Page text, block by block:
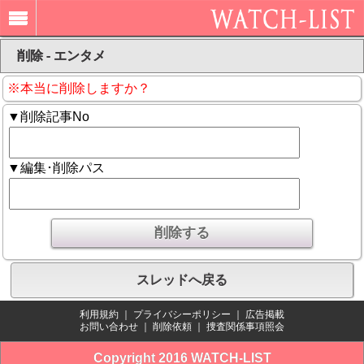
削除 - エンタメ
※本当に削除しますか？
▼削除記事No
▼編集･削除パス
スレッドへ戻る
利用規約 プライバシーポリシー
広告掲載
お問い合わせ
削除依頼 捜査関係事項照会
Copyright 2016 WATCH-LIST